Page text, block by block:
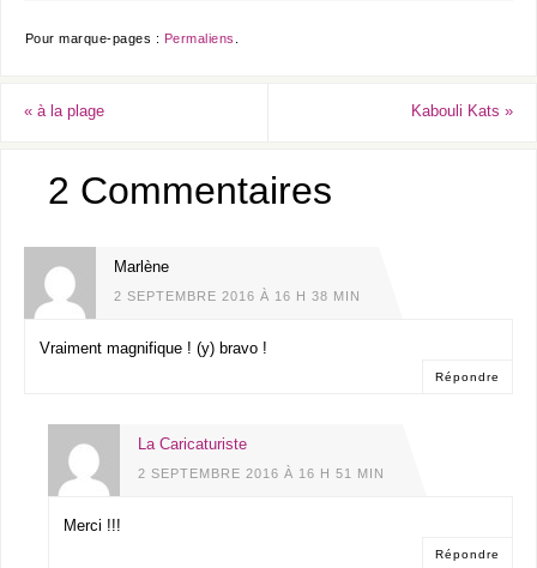
Pour marque-pages : Permaliens
«à la plage Kabouli Kats»
2 Commentaires
Marlène
2 SEPTEMBRE 2016 À 16 H 38 MIN
Vraiment magnifique ! (y) bravo !
Répondre
La Caricaturiste
2 SEPTEMBRE 2016 À 16 H 51 MIN
Merci !!!
Répondre